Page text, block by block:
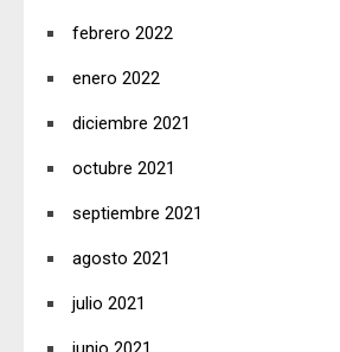
febrero 2022
enero 2022
diciembre 2021
octubre 2021
septiembre 2021
agosto 2021
julio 2021